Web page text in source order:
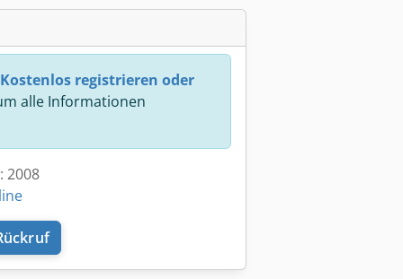
Kostenlos registrieren oder
alle Informationen
2008